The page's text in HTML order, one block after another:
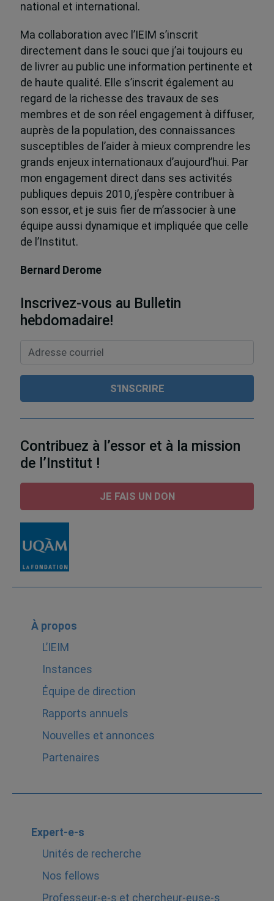
national et international.
Ma collaboration avec l’IEIM s’inscrit
directement dans le souci que j’ai toujours eu
de livrer au public une information pertinente et
de haute qualité. Elle s’inscrit également au
regard de la richesse des travaux de ses
membres et de son réel engagement à diffuser,
auprès de la population, des connaissances
susceptibles de l’aider à mieux comprendre les
grands enjeux internationaux d’aujourd’hui. Par
mon engagement direct dans ses activités
publiques depuis 2010, j’espère contribuer à
son essor, et je suis fier de m’associer à une
équipe aussi dynamique et impliquée que celle
de l’Institut.
Bernard Derome
Inscrivez-vous au Bulletin
hebdomadaire!
Contribuez à l’essor et à la mission
de l’Institut !
JE FAIS UN DON
À propos
L’IEIM
Instances
Équipe de direction
Rapports annuels
Nouvelles et annonces
Partenaires
Expert-e-s
Unités de recherche
Nos fellows
Professeur-e-s et chercheur-euse-s